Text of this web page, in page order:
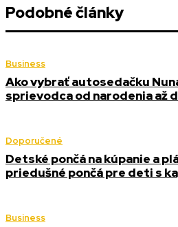
Podobné články
Business
Ako vybrať autosedačku
sprievodca od narodenia až
Doporučené
Detské pončá na kúpanie a
priedušné pončá pre deti s
Business